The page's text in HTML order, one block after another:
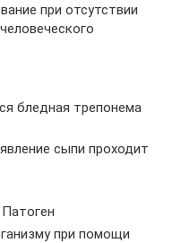
при отсутствии
бледная трепонема
сыпи проходит
при помощи